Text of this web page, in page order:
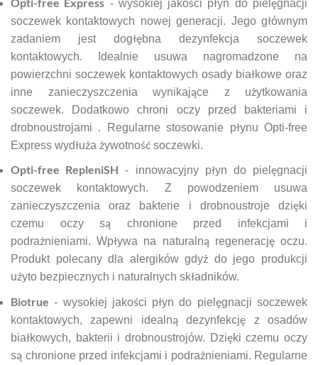
- wysokiej jakości płyn do pielęgnacji
soczewek kontaktowych nowej generacji. Jego głównym
zadaniem jest dogłębna dezynfekcja soczewek
kontaktowych. Idealnie usuwa nagromadzone na
powierzchni soczewek kontaktowych osady białkowe oraz
inne zanieczyszczenia wynikające z użytkowania
soczewek. Dodatkowo chroni oczy przed bakteriami i
drobnoustrojami . Regularne stosowanie płynu Opti-free
Express wydłuża żywotność soczewki.
Opti-free RepleniSH - innowacyjny płyn do pielęgnacji
soczewek kontaktowych. Z powodzeniem usuwa
zanieczyszczenia oraz bakterie i drobnoustroje dzięki
czemu oczy są chronione przed infekcjami i
podrażnieniami. Wpływa na naturalną regenerację oczu.
Produkt polecany dla alergików gdyż do jego produkcji
użyto bezpiecznych i naturalnych składników.
Biotrue - wysokiej jakości płyn do pielęgnacji soczewek
kontaktowych, zapewni idealną dezynfekcję z osadów
białkowych, bakterii i drobnoustrojów. Dzięki czemu oczy
są chronione przed infekcjami i podrażnieniami. Regularne